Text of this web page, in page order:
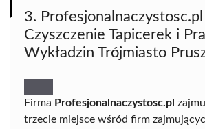
3.
Czyszczenie Tapicerek i
Wykładzin Trójmiasto
Firma Profesjonalnaczystosc.pl
trzecie miejsce wśród firm